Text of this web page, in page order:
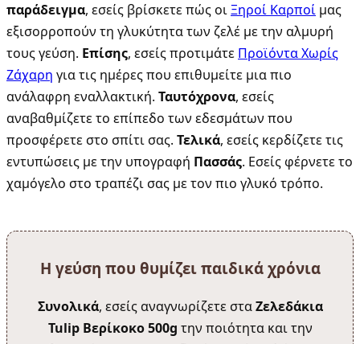
παράδειγμα, εσείς βρίσκετε πώς οιΞηροί Καρποί μας
εξισορροπούν τη γλυκύτητα των ζελέ με την αλμυρή
τους γεύση. Επίσης, εσείς προτιμάτε Προϊόντα Χωρίς
Ζάχαρη για τις ημέρες που επιθυμείτε μια πιο
ανάλαφρη εναλλακτική. Ταυτόχρονα, εσείς
αναβαθμίζετε το επίπεδο των εδεσμάτων που
προσφέρετε στο σπίτι σας. Τελικά, εσείς κερδίζετε τις
εντυπώσεις με την υπογραφή Πασσάς. Εσείς φέρνετε το
χαμόγελο στο τραπέζι σας με τον πιο γλυκό τρόπο.
Η γεύση που θυμίζει παιδικά χρόνια
Συνολικά, εσείς αναγνωρίζετε σταΖελεδάκια
Tulip Βερίκοκο 500g την ποιότητα και την